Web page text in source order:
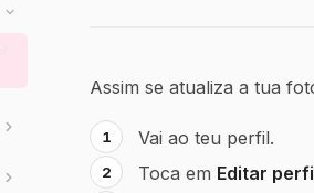
Assim se atualiza a tua
Vai ao teu perfil.
Toca em Editar